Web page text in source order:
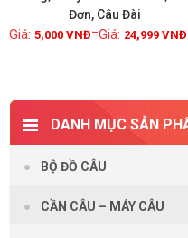
Xem chi tiết
Đơn, Câu Đài
5,000 VNĐ– 24,999 VNĐ
DANH MỤC SẢN
BỘ ĐỒ CÂU
CẦN CÂU – MÁY CÂU